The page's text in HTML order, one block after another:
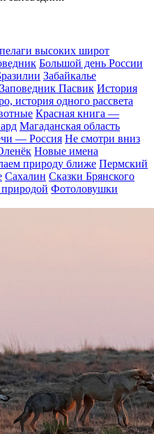
высоких широт
Большой день России
Забайкалье
Заповедник Пасвик История
история одного рассвета
Красная книга —
Магаданская область
— Россия Не смотри вниз
Новые имена
природу ближе Пермский
Сахалин Сказки Брянского
Фотоловушки